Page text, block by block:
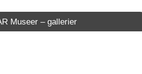
Museer – gallerier